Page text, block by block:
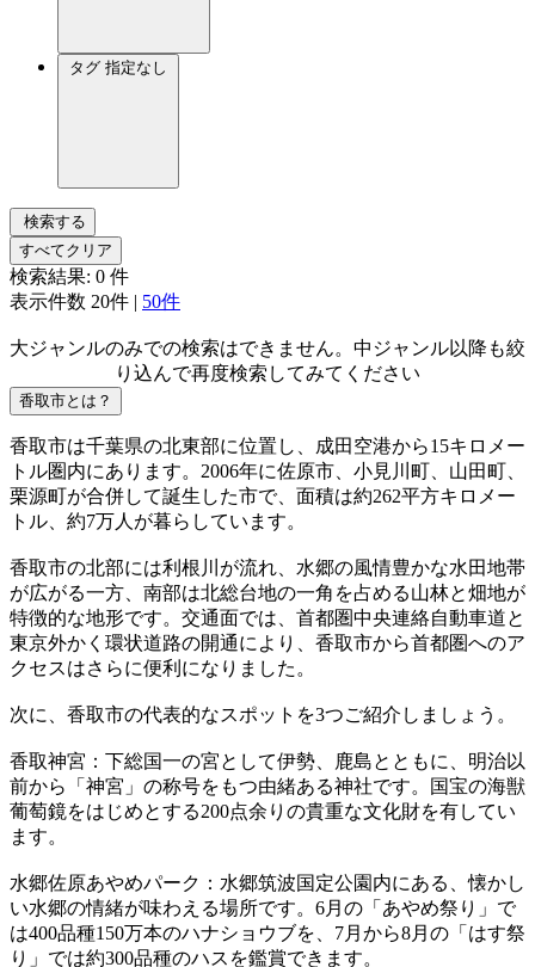
タグ 指定なし
検索する
すべてクリア
検索結果: 0 件
表示件数 20件 | 50件
大ジャンルのみでの検索はできません。中ジャンル以降も絞
り込んで再度検索してみてください
香取市とは？
香取市は千葉県の北東部に位置し、成田空港から15キロメー
トル圏内にあります。2006年に佐原市、小見川町、山田町、
栗源町が合併して誕生した市で、面積は約262平方キロメー
トル、約7万人が暮らしています。
香取市の北部には利根川が流れ、水郷の風情豊かな水田地帯
が広がる一方、南部は北総台地の一角を占める山林と畑地が
特徴的な地形です。交通面では、首都圏中央連絡自動車道と
東京外かく環状道路の開通により、香取市から首都圏へのア
クセスはさらに便利になりました。
次に、香取市の代表的なスポットを3つご紹介しましょう。
香取神宮：下総国一の宮として伊勢、鹿島とともに、明治以
前から「神宮」の称号をもつ由緒ある神社です。国宝の海獣
葡萄鏡をはじめとする200点余りの貴重な文化財を有してい
ます。
水郷佐原あやめパーク：水郷筑波国定公園内にある、懐かし
い水郷の情緒が味わえる場所です。6月の「あやめ祭り」で
は400品種150万本のハナショウブを、7月から8月の「はす祭
り」では約300品種のハスを鑑賞できます。